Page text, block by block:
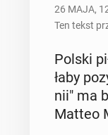
26 MAJA,
Ten tekst
Polski
ła­by
nii" ma
Matteo